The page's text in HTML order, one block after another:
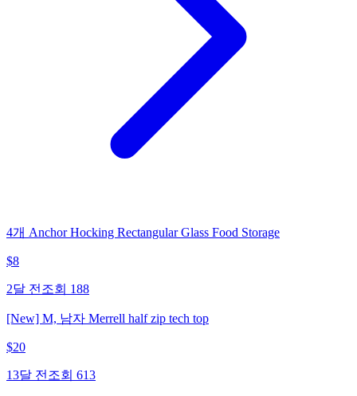
4개 Anchor Hocking Rectangular Glass Food Storage
$8
2달 전 조회 188
[New] M, 남자 Merrell half zip tech top
$20
13달 전 조회 613